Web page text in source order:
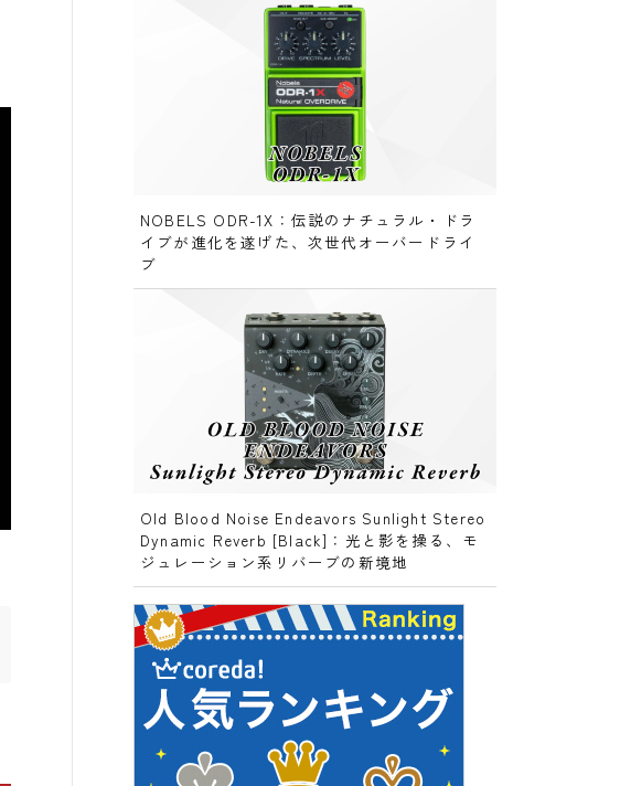
NOBELS ODR-1X：伝説のナチュラル・ドラ
イブが進化を遂げた、次世代オーバードライ
ブ
Old Blood Noise Endeavors Sunlight Stereo
Dynamic Reverb [Black]：光と影を操る、モ
ジュレーション系リバーブの新境地